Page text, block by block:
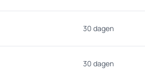
30 dagen
30 dagen